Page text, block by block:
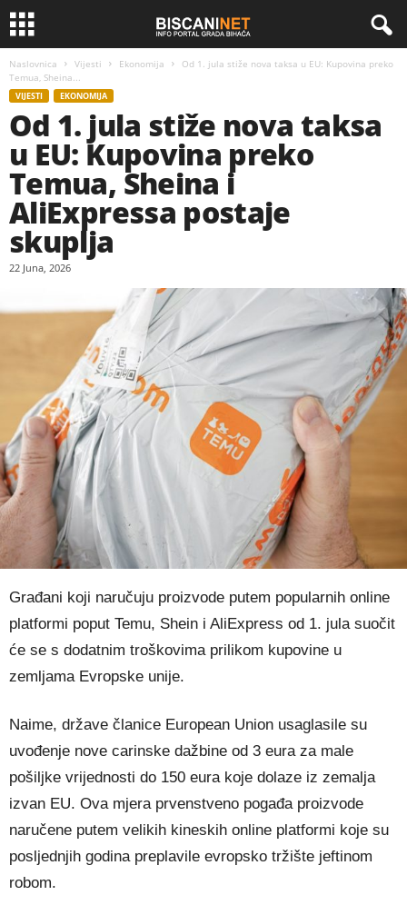
Naslovnica Vijesti Ekonomija
Od 1. jula stiže nova taksa u EU: Kupovina preko
Temua, Sheina...
VIJESTI EKONOMIJA
Od 1. jula stiže nova taksa
u EU: Kupovina preko
Temua, Sheina i
AliExpressa postaje
skuplja
22 Juna, 2026
Građani koji naručuju proizvode putem popularnih online
platformi poput Temu, Shein i AliExpress od 1. jula suočit
će se s dodatnim troškovima prilikom kupovine u
zemljama Evropske unije.
Naime, države članice European Union usaglasile su
uvođenje nove carinske dažbine od 3 eura za male
pošiljke vrijednosti do 150 eura koje dolaze iz zemalja
izvan EU. Ova mjera prvenstveno pogađa proizvode
naručene putem velikih kineskih online platformi koje su
posljednjih godina preplavile evropsko tržište jeftinom
robom.